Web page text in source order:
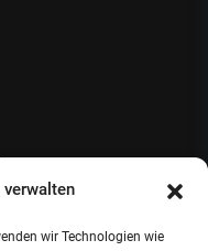
wir Technologien wie